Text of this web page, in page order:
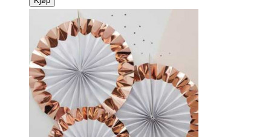
Dusjmatte beige
Gjør turen ut av dusjen tryggere og mer hygienisk! Fin beige